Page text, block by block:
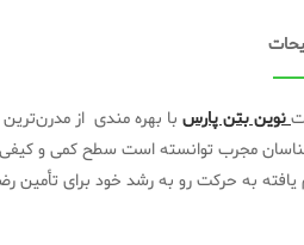
نوین بتن پارس با بهره مندی از
مجرب توانسته است سطح کمی و کیفی
یافته به حرکت رو به رشد خود برای تأمین